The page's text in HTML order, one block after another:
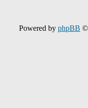
Powered by phpBB ©